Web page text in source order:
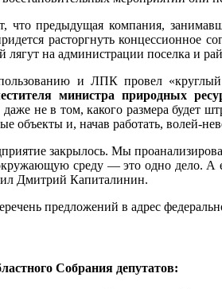
что предыдущая компания,
расторгнуть концессионное
на администрации поселка и
и ЛПК провел
министра природных
не в том, какого размера будет
объекты и, начав работать, волей-
закрылось. Мы
среду — это одно дело. А
Дмитрий Капиталинин.
предложений в адрес
Собрания депутатов: